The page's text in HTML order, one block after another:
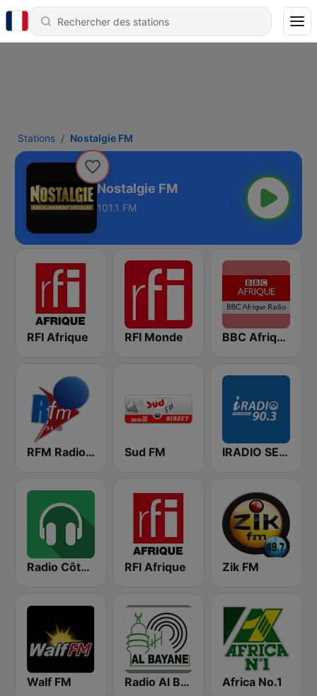
Stations Nostalgie FM
Nostalgie FM
101.1 FM
RFI Afrique RFI Monde BBC Afrique
RFM Radio Futurs Medias 94.0 FM Sud FM IRADIO SENEGAL
Radio Côte d'Ivoire RFI Afrique Zik FM
Walf FM Radio Al Bayane Africa No.1